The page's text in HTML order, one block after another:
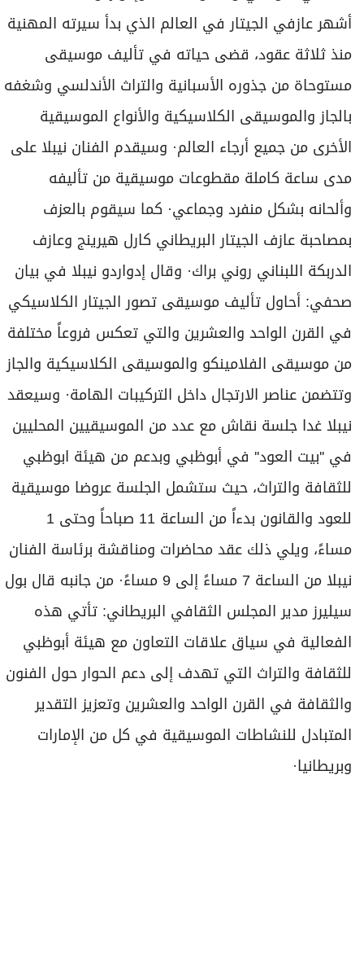
أشهر عازفي الجيتار في العالم الذي بدأ سيرته المهنية
منذ ثلاثة عقود، قضى حياته في تأليف موسيقى
مستوحاة من جذوره الأسبانية والتراث الأندلسي وشغفه
بالجاز والموسيقى الكلاسيكية والأنواع الموسيقية
الأخرى من جميع أرجاء العالم· وسيقدم الفنان نيبلا على
مدى ساعة كاملة مقطوعات موسيقية من تأليفه
وألحانه بشكل منفرد وجماعي· كما سيقوم بالعزف
بمصاحبة عازف الجيتار البريطاني كارل هيرينج وعازف
الدربكة اللبناني روني براك· وقال إدواردو نيبلا في بيان
صحفي: أحاول تأليف موسيقى تصور الجيتار الكلاسيكي
في القرن الواحد والعشرين والتي تعكس فروعاً مختلفة
من موسيقى الفلامينكو والموسيقى الكلاسيكية والجاز
وتتضمن عناصر الارتجال داخل التركيبات الهامة· وسيعقد
نيبلا غدا جلسة نقاش مع عدد من الموسيقيين المحليين
في ''بيت العود'' في أبوظبي وبدعم من هيئة ابوظبي
للثقافة والتراث، حيث ستشمل الجلسة عروضا موسيقية
للعود والقانون بدءاً من الساعة 11 صباحاً وحتى 1
مساءً، ويلي ذلك عقد محاضرات ومناقشة برئاسة الفنان
نيبلا من الساعة 7 مساءً إلى 9 مساءً· من جانبه قال بول
سيليرز مدير المجلس الثقافي البريطاني: تأتي هذه
الفعالية في سياق علاقات التعاون مع هيئة أبوظبي
للثقافة والتراث التي تهدف إلى دعم الحوار حول الفنون
والثقافة في القرن الواحد والعشرين وتعزيز التقدير
المتبادل للنشاطات الموسيقية في كل من الإمارات
وبريطانيا·